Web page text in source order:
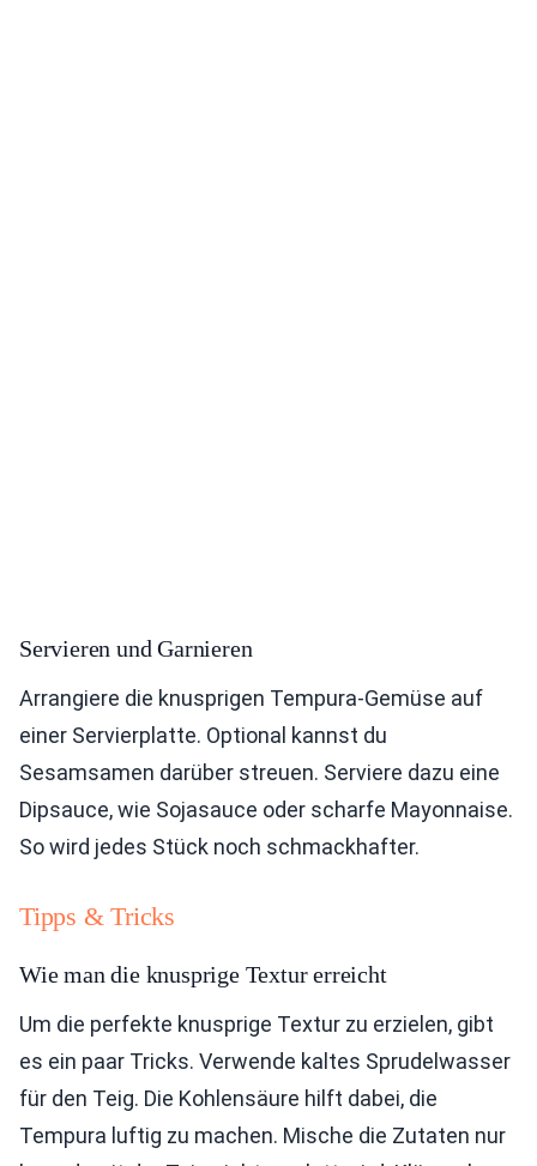
Servieren und Garnieren
Arrangiere die knusprigen Tempura-Gemüse auf
einer Servierplatte. Optional kannst du
Sesamsamen darüber streuen. Serviere dazu eine
Dipsauce, wie Sojasauce oder scharfe Mayonnaise.
So wird jedes Stück noch schmackhafter.
Tipps & Tricks
Wie man die knusprige Textur erreicht
Um die perfekte knusprige Textur zu erzielen, gibt
es ein paar Tricks. Verwende kaltes Sprudelwasser
für den Teig. Die Kohlensäure hilft dabei, die
Tempura luftig zu machen. Mische die Zutaten nur